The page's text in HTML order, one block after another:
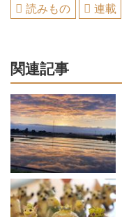
読みもの 連載
関連記事